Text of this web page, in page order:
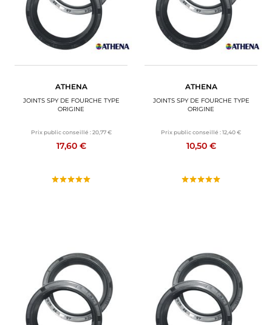
ATHENA
JOINTS SPY DE FOURCHE TYPE
ORIGINE
Prix public conseillé : 20,77 €
17,60 €
ATHENA
JOINTS SPY DE FOURCHE TYPE
ORIGINE
Prix public conseillé :12,40 €
10,50 €